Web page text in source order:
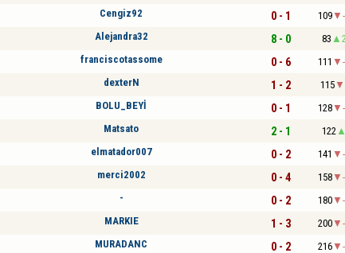
Cengiz92 0 - 1 109
Alejandra32 8 - 0 83
franciscotassome 0 - 6 111
dexterN 1 - 2 115
BOLU_BEYİ 0 - 1 128
Matsato 2 - 1 122
elmatador007 0 - 2 141
merci2002 0 - 4 158
- 0 - 2 180
MARKIE 1 - 3 200
MURADANC 0 - 2 216